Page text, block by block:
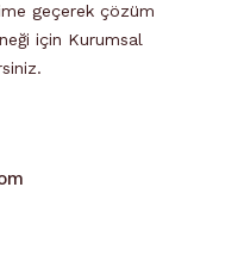
geçerek çözüm
için Kurumsal